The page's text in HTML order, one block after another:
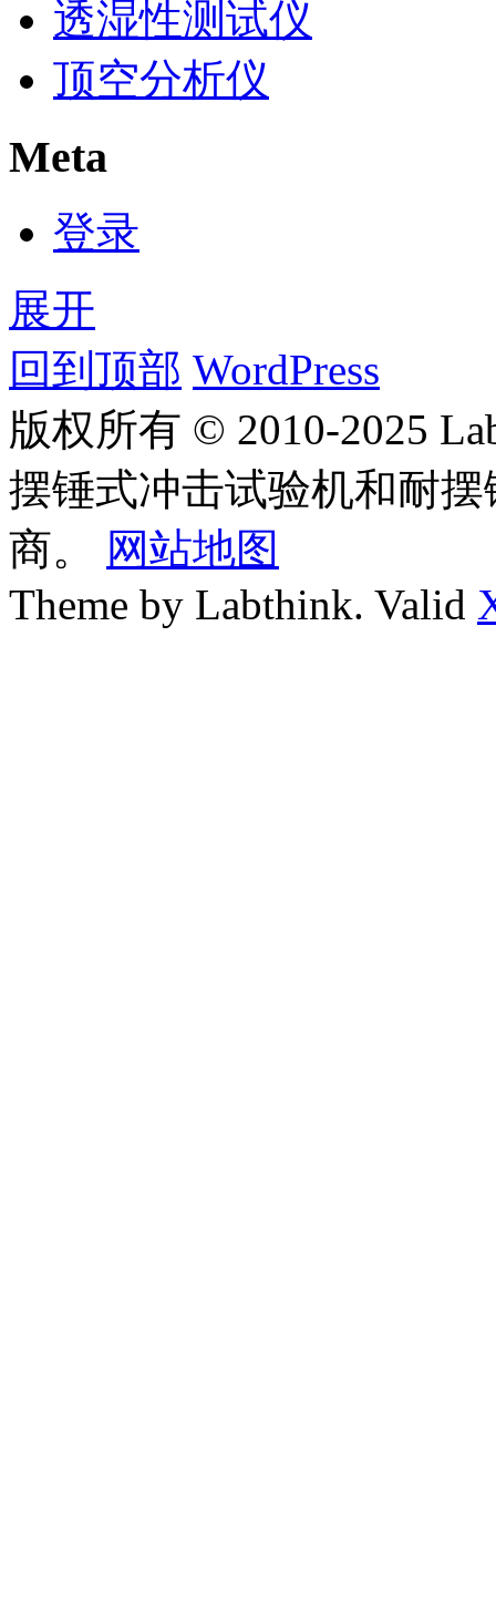
透湿性测试仪
顶空分析仪
Meta
登录
展开
回到顶部 WordPress
版权所有 © 2010-2025
摆锤式冲击试验机和耐
商。
网站地图
Theme by Labthink. Valid